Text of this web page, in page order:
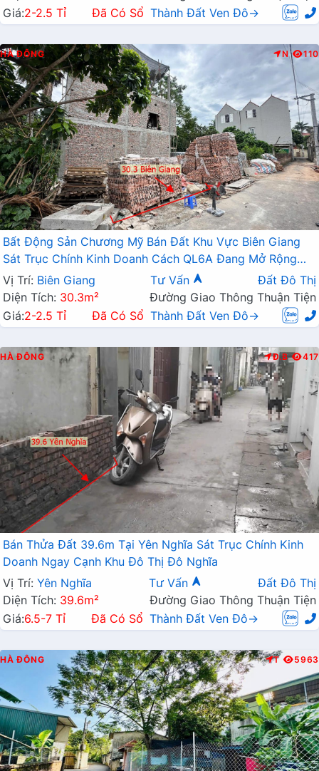
Giá:2-2.5 Tỉ Đã Có Sổ Thành Đất Ven Đô→
HÀ ĐÔNG N 110
Bất Động Sản Chương Mỹ Bán Đất Khu Vực Biên Giang
Sát Trục Chính Kinh Doanh Cách QL6A Đang Mở Rộng
Chỉ Vài Trăm Mét
Vị Trí: Biên Giang Tư Vấn
Đất Đô Thị
Diện Tích: 30.3m²
Đường Giao Thông Thuận Tiện
Giá:2-2.5 Tỉ Đã Có Sổ Thành Đất Ven Đô→
HÀ ĐÔNG Đ.B 417
Bán Thửa Đất 39.6m Tại Yên Nghĩa Sát Trục Chính Kinh
Doanh Ngay Cạnh Khu Đô Thị Đô Nghĩa
Vị Trí: Yên Nghĩa Tư Vấn
Đất Đô Thị
Diện Tích: 39.6m²
Đường Giao Thông Thuận Tiện
Giá:6.5-7 Tỉ Đã Có Sổ Thành Đất Ven Đô→
HÀ ĐÔNG T 5963